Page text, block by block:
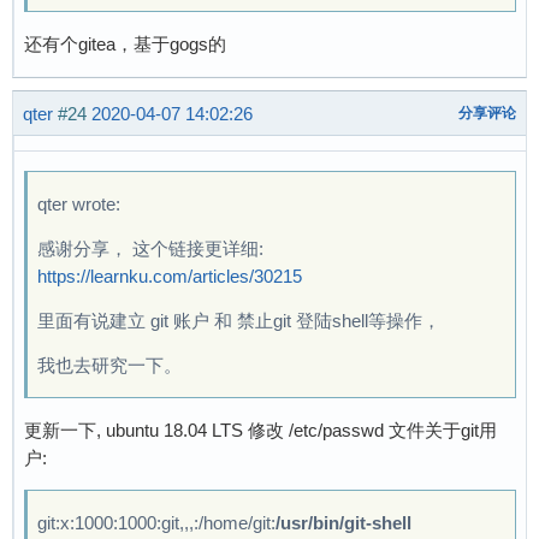
还有个gitea，基于gogs的
qter #24 2020-04-07 14:02:26 分享评论
qter wrote:
感谢分享， 这个链接更详细:
https://learnku.com/articles/30215
里面有说建立 git 账户 和 禁止git 登陆shell等操作，
我也去研究一下。
更新一下, ubuntu 18.04 LTS 修改 /etc/passwd 文件关于git用
户:
git:x:1000:1000:git,,,:/home/git:/usr/bin/git-shell